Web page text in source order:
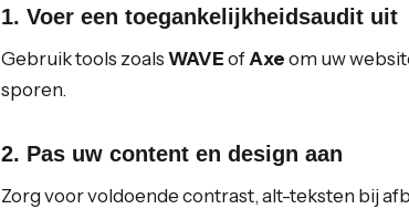
1. Voer een toegankelijkheidsaudit uit
Gebruik tools zoalsWAVE ofAxe om uw
sporen.
2. Pas uw content en design aan
Zorg voor voldoende contrast, alt-teksten bij